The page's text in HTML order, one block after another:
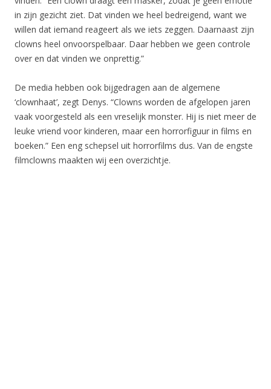
in zijn gezicht ziet. Dat vinden we heel bedreigend, want we
willen dat iemand reageert als we iets zeggen. Daarnaast zijn
clowns heel onvoorspelbaar. Daar hebben we geen controle
over en dat vinden we onprettig.”
De media hebben ook bijgedragen aan de algemene
‘clownhaat’, zegt Denys. “Clowns worden de afgelopen jaren
vaak voorgesteld als een vreselijk monster. Hij is niet meer de
leuke vriend voor kinderen, maar een horrorfiguur in films en
boeken.” Een eng schepsel uit horrorfilms dus. Van de engste
filmclowns maakten wij een overzichtje.